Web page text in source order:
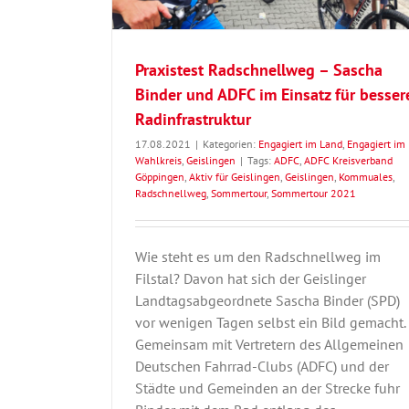
Praxistest Radschnellweg – Sascha
Binder und ADFC im Einsatz für
Radinfrastruktur
17.08.2021 | Kategorien: Engagiert im Land, Engagiert im
Wahlkreis, Geislingen | Tags: ADFC, ADFC Kreisverband
Göppingen, Aktiv für Geislingen, Geislingen, Kommuales,
Radschnellweg, Sommertour, Sommertour 2021
Wie steht es um den Radschnellweg im
Filstal? Davon hat sich der Geislinger
Landtagsabgeordnete Sascha Binder (SPD)
vor wenigen Tagen selbst ein Bild gemacht.
Gemeinsam mit Vertretern des Allgemeinen
Deutschen Fahrrad-Clubs (ADFC) und der
Städte und Gemeinden an der Strecke fuhr